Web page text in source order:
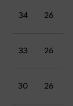
26
34
26
33
26
30